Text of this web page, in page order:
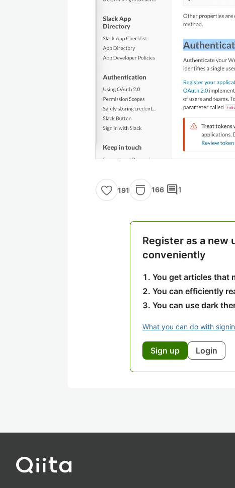
191 166 comment1
Register as a new
conveniently
You get articles that
You can efficiently
You can use dark
What you can do with
Sign up Login